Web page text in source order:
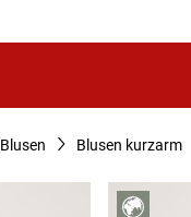
Blusen Blusen kurzarm